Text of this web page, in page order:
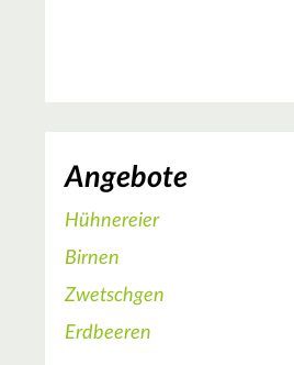
Angebote
Hühnereier
Birnen
Zwetschgen
Erdbeeren